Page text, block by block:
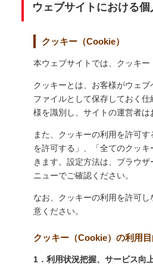
ウェブサイトにおける
クッキー（Cookie）
本ウェブサイトでは、クッキー
クッキーとは、お客様がウェ
ファイルとして保存しておく
様を識別し、サイトの運営者は
また、クッキーの利用を許可
を許可する」、「全てのクッ
きます。設定方法は、ブラウ
ニューでご確認ください。
なお、クッキーの利用を許可
意ください。
クッキー（Cookie）の利用
1．利用状況把握、サービス向